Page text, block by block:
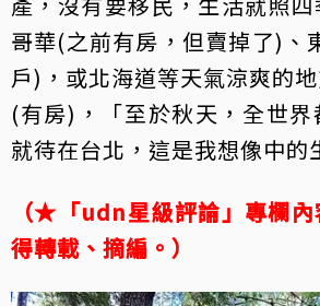
哥華(之前有房，但賣掉了)、
戶)，或北海道等天氣涼爽的
(有房)，「至於秋天，全世
就待在台北，這是我想像中的
（★「udn星級評論」專欄
得轉載、摘編。）